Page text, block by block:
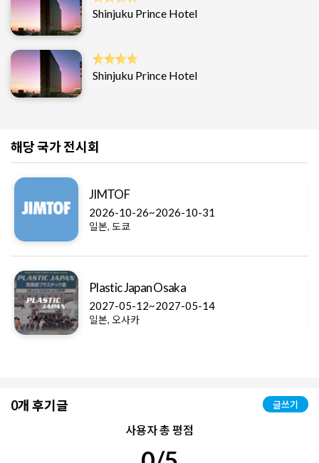
Shinjuku Prince Hotel
Shinjuku Prince Hotel
해당 국가 전시회
JIMTOF
2026-10-26~2026-10-31
일본, 도쿄
Plastic Japan Osaka
2027-05-12~2027-05-14
일본, 오사카
0개 후기글 글쓰기
사용자 총 평점